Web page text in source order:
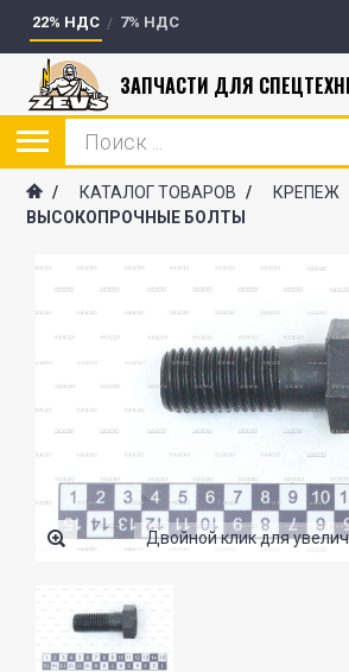
22% НДС 7% НДС
ЗАПЧАСТИ ДЛЯ
/ КАТАЛОГ ТОВАРОВ / КРЕПЕЖ
ВЫСОКОПРОЧНЫЕ БОЛТЫ
Двойной клик для